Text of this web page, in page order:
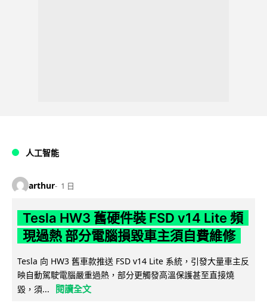
人工智能
arthur 1 日
Tesla HW3 舊硬件裝 FSD v14 Lite 頻
現過熱 部分電腦損毀車主須自費維修
Tesla 向 HW3 舊車款推送 FSD v14 Lite 系統，引發大量車主反
映自動駕駛電腦嚴重過熱，部分更觸發高溫保護甚至直接燒
毀，須...
閱讀全文